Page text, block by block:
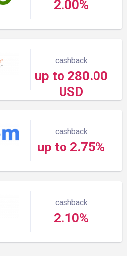
2.00%
cashback
up to 280.00
USD
cashback
up to 2.75%
cashback
2.10%